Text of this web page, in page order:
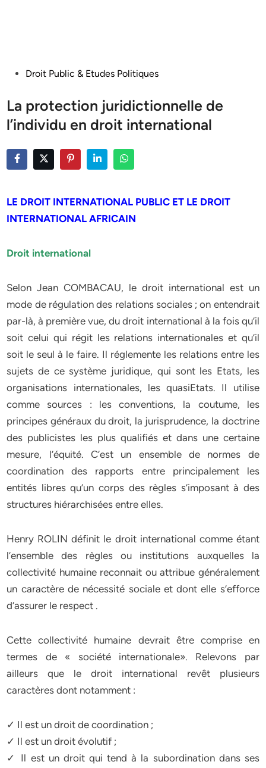
PostedDroit Public & Etudes Politiques
La protection juridictionnelle de
l’individu en droit international
LE DROIT INTERNATIONAL PUBLIC ET LE DROIT
INTERNATIONAL AFRICAIN
Droit international
Selon Jean COMBACAU, le droit international est un
mode de régulation des relations sociales ; on entendrait
par-là, à première vue, du droit international à la fois qu’il
soit celui qui régit les relations internationales et qu’il
soit le seul à le faire. Il réglemente les relations entre les
sujets de ce système juridique, qui sont les Etats, les
organisations internationales, les quasiEtats. Il utilise
comme sources : les conventions, la coutume, les
principes généraux du droit, la jurisprudence, la doctrine
des publicistes les plus qualifiés et dans une certaine
mesure, l’équité. C’est un ensemble de normes de
coordination des rapports entre principalement les
entités libres qu’un corps des règles s’imposant à des
structures hiérarchisées entre elles.
Henry ROLIN définit le droit international comme étant
l’ensemble des règles ou institutions auxquelles la
collectivité humaine reconnait ou attribue généralement
un caractère de nécessité sociale et dont elle s’efforce
d’assurer le respect .
Cette collectivité humaine devrait être comprise en
termes de « société internationale». Relevons par
ailleurs que le droit international revêt plusieurs
caractères dont notamment :
✓ Il est un droit de coordination ;
✓ Il est un droit évolutif ;
✓ Il est un droit qui tend à la subordination dans ses